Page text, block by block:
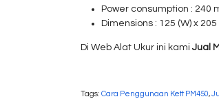
Power consumption : 240
Dimensions : 125 (W) x 205
Di Web Alat Ukur ini kamiJual
Tags: Cara Penggunaan Kett PM450,